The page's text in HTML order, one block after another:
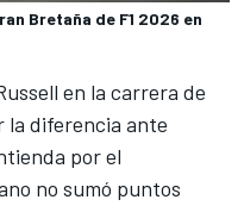
Bretaña de F1 2026 en
en la carrera de
la diferencia ante
por el
no sumó puntos